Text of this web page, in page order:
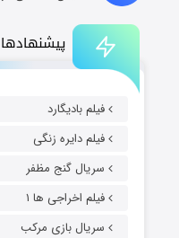
پیشنهادها
فیلم بادیگارد
فیلم دایره زنگی
سریال گنج مظفر
فیلم اخراجی ها ۱
سریال بازی مرکب